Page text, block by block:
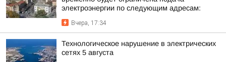
электроэнергии по следующим адресам:
Вчера, 17:34
Технологическое нарушение в электрических
сетях 5 августа